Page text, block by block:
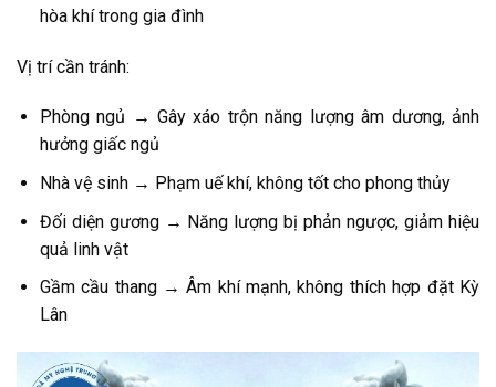
hòa khí trong gia đình
Vị trí cần tránh:
Phòng ngủ → Gây xáo trộn năng lượng âm dương, ảnh
hưởng giấc ngủ
Nhà vệ sinh → Phạm uế khí, không tốt cho phong thủy
Đối diện gương → Năng lượng bị phản ngược, giảm hiệu
quả linh vật
Gầm cầu thang → Âm khí mạnh, không thích hợp đặt Kỳ
Lân